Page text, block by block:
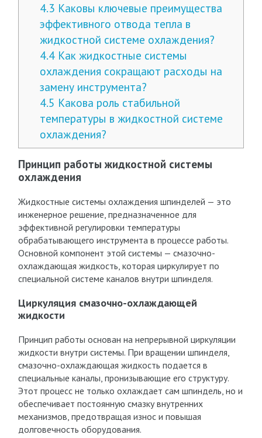
4.3 Каковы ключевые преимущества
эффективного отвода тепла в
жидкостной системе охлаждения?
4.4 Как жидкостные системы
охлаждения сокращают расходы на
замену инструмента?
4.5 Какова роль стабильной
температуры в жидкостной системе
охлаждения?
Принцип работы жидкостной системы
охлаждения
Жидкостные системы охлаждения шпинделей — это
инженерное решение, предназначенное для
эффективной регулировки температуры
обрабатывающего инструмента в процессе работы.
Основной компонент этой системы — смазочно-
охлаждающая жидкость, которая циркулирует по
специальной системе каналов внутри шпинделя.
Циркуляция смазочно-охлаждающей
жидкости
Принцип работы основан на непрерывной циркуляции
жидкости внутри системы. При вращении шпинделя,
смазочно-охлаждающая жидкость подается в
специальные каналы, пронизывающие его структуру.
Этот процесс не только охлаждает сам шпиндель, но и
обеспечивает постоянную смазку внутренних
механизмов, предотвращая износ и повышая
долговечность оборудования.